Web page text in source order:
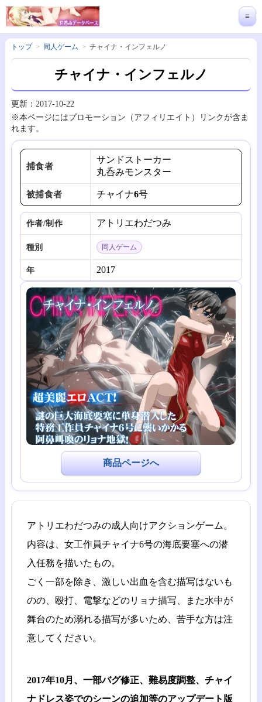
≡
トップ 同人ゲーム チャイナ・インフェルノ
チャイナ・インフェルノ
更新：2017-10-22
※本ページにはプロモーション（アフィリエイト）リンクが含ま
れます。
商品ページへ
捕食者
サンドストーカー
丸呑みモンスター
被捕食者 チャイナ6号
作者/制作 アトリエわだつみ
種別 同人ゲーム
年 2017
アトリエわだつみの成人向けアクションゲーム。
内容は、女工作員チャイナ6号の海底要塞への潜
入任務を描いたもの。
ごく一部を除き、激しい出血を含む描写はないも
のの、殴打、電撃などのリョナ描写、また水中が
舞台のため溺れる描写が多いため、苦手な方は注
意してください。
2017年10月、一部バグ修正、難易度調整、チャイ
ナドレス姿でのシーンの追加等のアップデート版